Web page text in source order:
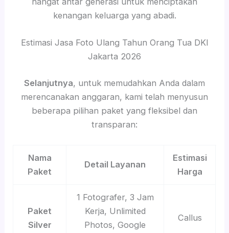
kenangan keluarga yang abadi.
Estimasi Jasa Foto Ulang Tahun Orang Tua DKI
Jakarta 2026
Selanjutnya, untuk memudahkan Anda dalam
merencanakan anggaran, kami telah menyusun
beberapa pilihan paket yang fleksibel dan
transparan:
Nama
Paket
Detail Layanan
Estimasi
Harga
Paket
Silver
1 Fotografer, 3 Jam
Kerja, Unlimited
Photos, Google
Callus